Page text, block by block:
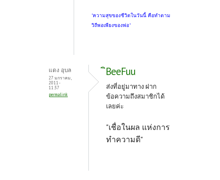
"ความสุขของชีวิตในวันนี้ คือทำตาม
วิถีพอเพียงของพ่อ"
แดง อุบล
27 มกราคม,
2011 -
11:37
permalink
ิBeeFuu
ส่งที่อยู่มาทาง ฝาก
ข้อความถึงสมาชิกได้
เลยค่ะ
"เชื่อในผล แห่งการ
ทำความดี"